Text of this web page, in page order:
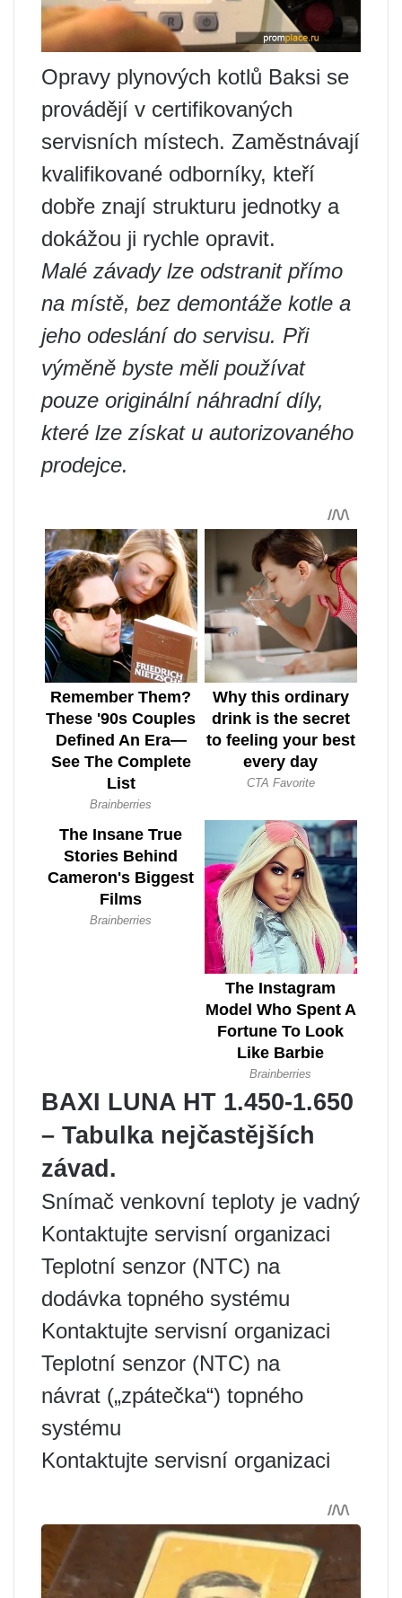
Opravy plynových kotlů Baksi se
provádějí v certifikovaných
servisních místech. Zaměstnávají
kvalifikované odborníky, kteří
dobře znají strukturu jednotky a
dokážou ji rychle opravit.
Malé závady lze odstranit přímo
na místě, bez demontáže kotle a
jeho odeslání do servisu. Při
výměně byste měli používat
pouze originální náhradní díly,
které lze získat u autorizovaného
prodejce.
BAXI LUNA HT 1.450-1.650
– Tabulka nejčastějších
závad.
Snímač venkovní teploty je vadný
Kontaktujte servisní organizaci
Teplotní senzor (NTC) na
dodávka topného systému
Kontaktujte servisní organizaci
Teplotní senzor (NTC) na
návrat („zpátečka“) topného
systému
Kontaktujte servisní organizaci